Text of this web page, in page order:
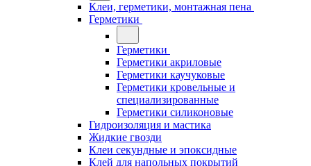
Клеи, герметики, монтажная пена
Герметики
Герметики
Герметики акриловые
Герметики каучуковые
Герметики кровельные и
специализированные
Герметики силиконовые
Гидроизоляция и мастика
Жидкие гвозди
Клеи секундные и эпоксидные
Клей для напольных покрытий